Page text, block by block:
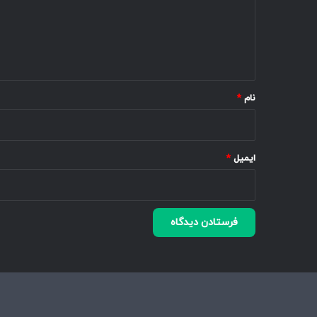
نام *
ایمیل *